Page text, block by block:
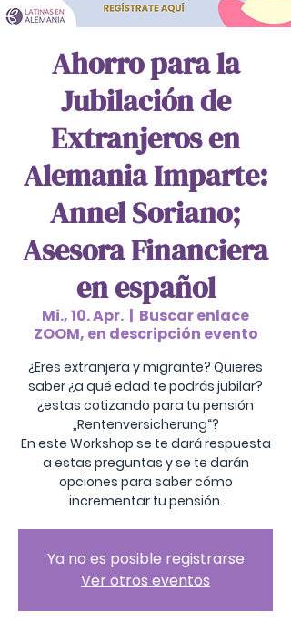
Ahorro para la
Jubilación de
Extranjeros en
Alemania Imparte:
Annel Soriano;
Asesora Financiera
en español
Mi., 10. Apr.
  |
Buscar enlace
ZOOM, en descripción evento
¿Eres extranjera y migrante? Quieres
saber ¿a qué edad te podrás jubilar?
¿estas cotizando para tu pensión
„Rentenversicherung“?
En este Workshop se te dará respuesta
a estas preguntas y se te darán
opciones para saber cómo
Ya no es posible registrarse
Ver otros eventos